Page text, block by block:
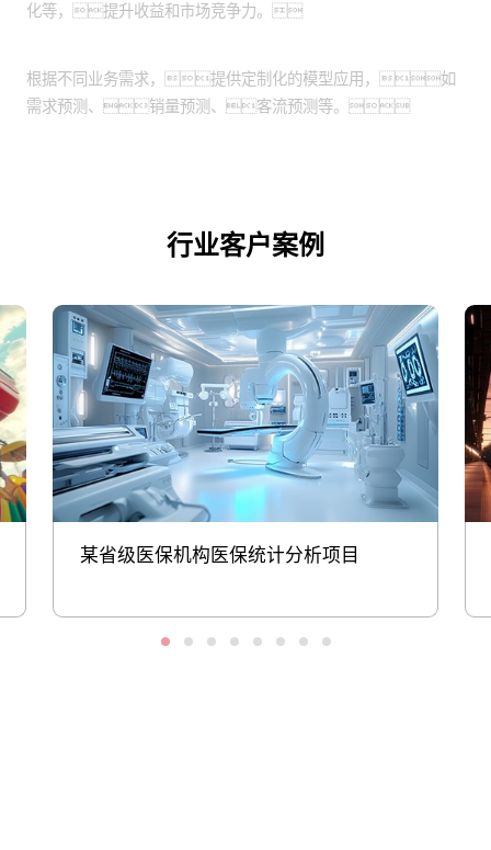
化等，提升收益和市场竞争力。
根据不同业务需求，提供定制化的模型应用，如
需求预测、销量预测、客流预测等。
行业客户案例
某省级医保机构医保统计分析项目